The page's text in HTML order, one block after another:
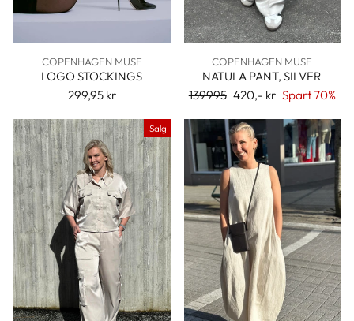
COPENHAGEN MUSE
LOGO STOCKINGS
299,95 kr
COPENHAGEN MUSE
NATULA PANT, SILVER
Ordinær
139995 Salgspris
420,- kr Spart 70%
Salg